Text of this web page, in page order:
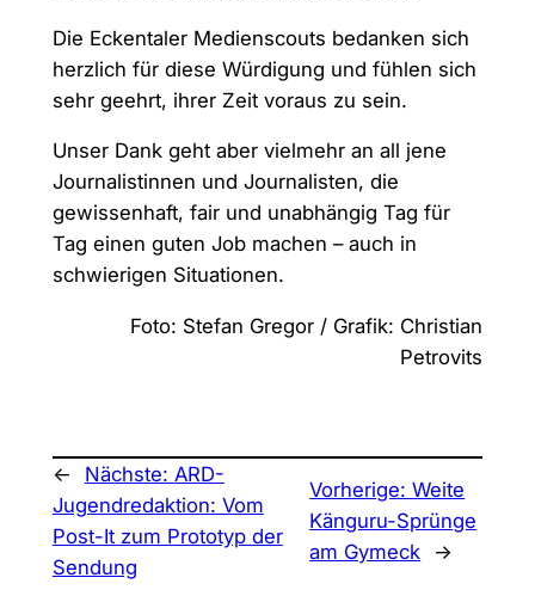
Die Eckentaler Medienscouts bedanken sich
herzlich für diese Würdigung und fühlen sich
sehr geehrt, ihrer Zeit voraus zu sein.
Unser Dank geht aber vielmehr an all jene
Journalistinnen und Journalisten, die
gewissenhaft, fair und unabhängig Tag für
Tag einen guten Job machen – auch in
schwierigen Situationen.
Foto: Stefan Gregor / Grafik: Christian
Petrovits
← Nächste: ARD-
Jugendredaktion: Vom
Post-It zum Prototyp der
Sendung
Vorherige:Weite
Känguru-Sprünge
am Gymeck
→